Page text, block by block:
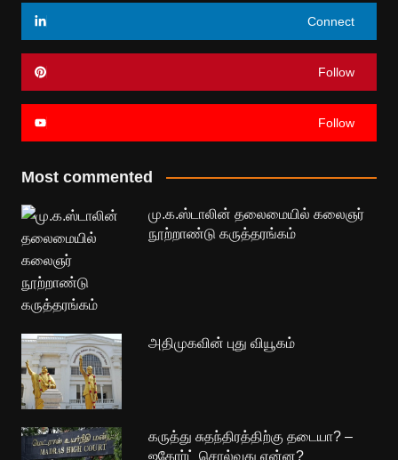
Connect
Follow
Follow
Most commented
மு.க.ஸ்டாலின் தலைமையில் கலைஞர்
நூற்றாண்டு கருத்தரங்கம்
அதிமுகவின் புது வியூகம்
கருத்து சுதந்திரத்திற்கு தடையா? –
ஐகோர்ட் சொல்வது என்ன?